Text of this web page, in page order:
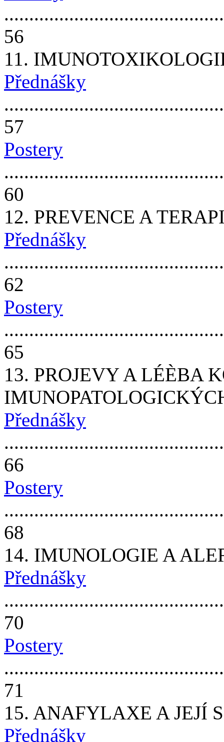
56
11.
Přednášky
57
Postery
60
12. PREVENCE A
Přednášky
62
Postery
65
13. PROJEVY A LÉÈBA
Přednášky
66
Postery
68
14. IMUNOLOGIE A
Přednášky
70
Postery
71
15. ANAFYLAXE A JEJÍ
Přednášky